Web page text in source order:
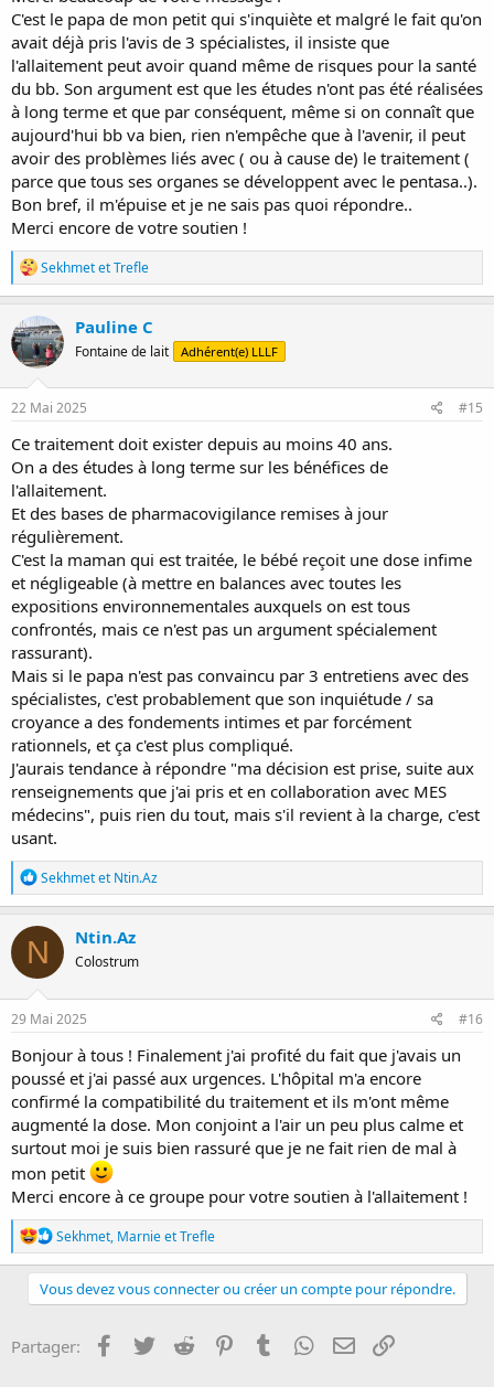
d'assister aux rdv médicaux pour que le médecin qui suit l'enfant
confirme que tout est OK?
C'est le papa de mon petit qui s'inquiète et malgré le fait qu'on
avait déjà pris l'avis de 3 spécialistes, il insiste que
l'allaitement peut avoir quand même de risques pour la santé
du bb. Son argument est que les études n'ont pas été réalisées
à long terme et que par conséquent, même si on connaît que
aujourd'hui bb va bien, rien n'empêche que à l'avenir, il peut
avoir des problèmes liés avec ( ou à cause de) le traitement (
parce que tous ses organes se développent avec le pentasa..).
Bon bref, il m'épuise et je ne sais pas quoi répondre..
Merci encore de votre soutien !
R
é
a
c
t
i
o
n
s
SekhmetetTrefle
Pauline C
Fontaine de lait Adhérent(e) LLLF
22 Mai 2025 #15
Ce traitement doit exister depuis au moins 40 ans.
On a des études à long terme sur les bénéfices de
l'allaitement.
Et des bases de pharmacovigilance remises à jour
régulièrement.
C'est la maman qui est traitée, le bébé reçoit une dose infime
et négligeable (à mettre en balances avec toutes les
expositions environnementales auxquels on est tous
confrontés, mais ce n'est pas un argument spécialement
rassurant).
Mais si le papa n'est pas convaincu par 3 entretiens avec des
spécialistes, c'est probablement que son inquiétude / sa
croyance a des fondements intimes et par forcément
rationnels, et ça c'est plus compliqué.
J'aurais tendance à répondre "ma décision est prise, suite aux
renseignements que j'ai pris et en collaboration avec MES
médecins", puis rien du tout, mais s'il revient à la charge, c'est
usant.
R
é
a
c
i
o
n
s
Sekhmetet Ntin.Az
N Ntin.Az
Colostrum
29 Mai 2025 #16
Bonjour à tous ! Finalement j'ai profité du fait que j'avais un
poussé et j'ai passé aux urgences. L'hôpital m'a encore
confirmé la compatibilité du traitement et ils m'ont même
augmenté la dose. Mon conjoint a l'air un peu plus calme et
surtout moi je suis bien rassuré que je ne fait rien de mal à
mon petit
Merci encore à ce groupe pour votre soutien à l'allaitement !
R
é
a
c
t
o
n
Sekhmet, MarnieetTrefle
Vous devez vous connecter ou créer un compte pour répondre.
Partager: Facebook
Twitter Reddit PinterestTumblr WhatsApp
E-mail